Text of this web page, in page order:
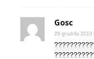
Gosc
29 grudnia 2013